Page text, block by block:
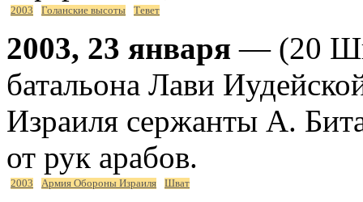
2003 Голанские высоты Тевет
2003, 23 января — (20
батальона Лави
Израиля сержанты А.
от рук арабов.
2003 Армия Обороны Израиля Шват